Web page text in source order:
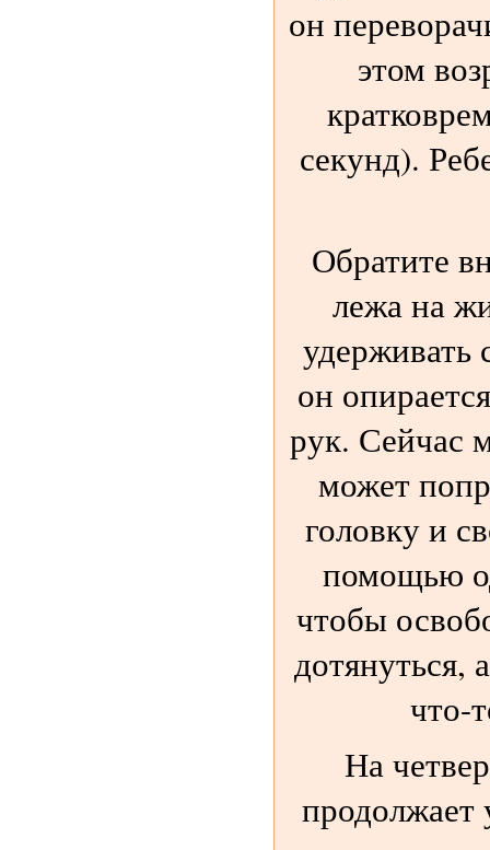
он
этом
секунд).
Обратите
лежа на
удерживать
он
рук. Сейчас
может
головку и
помощью
чтобы
дотянуться,
что-
На
продолжает